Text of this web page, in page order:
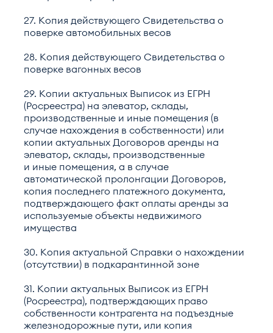
27. Копия действующего Свидетельства о
поверке автомобильных весов
28. Копия действующего Свидетельства о
поверке вагонных весов
29. Копии актуальных Выписок из ЕГРН
(Росреестра) на элеватор, склады,
производственные и иные помещения (в
случае нахождения в собственности) или
копии актуальных Договоров аренды на
элеватор, склады, производственные
и иные помещения, а в случае
автоматической пролонгации Договоров,
копия последнего платежного документа,
подтверждающего факт оплаты аренды за
используемые объекты недвижимого
имущества
30. Копия актуальной Справки о нахождении
(отсутствии) в подкарантинной зоне
31. Копии актуальных Выписок из ЕГРН
(Росреестра), подтверждающих право
собственности контрагента на подъездные
железнодорожные пути, или копия